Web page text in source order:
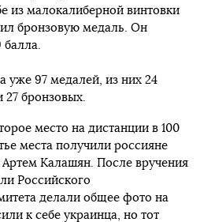
из малокалиберной винтовки
бронзовую медаль. Он
балла.
уже 97 медалей, из них 24
27 бронзовых.
место на дистанции в 100
места получили россияне
Калашян. После вручения
Российского
делали общее фото на
к себе украинца, но тот